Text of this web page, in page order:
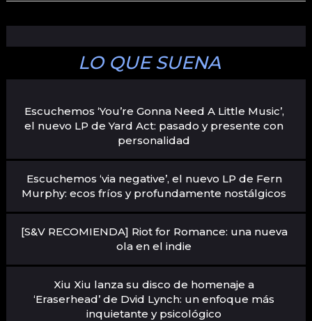
LO QUE SUENA
Escuchemos ‘You’re Gonna Need A Little Music’,
el nuevo LP de Yard Act: pasado y presente con
personalidad
Escuchemos ‘via negative’, el nuevo LP de Fern
Murphy: ecos fríos y profundamente nostálgicos
[S&V RECOMIENDA] Riot for Romance: una nueva
ola en el indie
Xiu Xiu lanza su disco de homenaje a
‘Eraserhead’ de Dvid Lynch: un enfoque más
inquietante y psicológico